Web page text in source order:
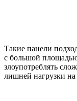
Такие панели
с большой
злоупотреблять
лишней нагрузки на